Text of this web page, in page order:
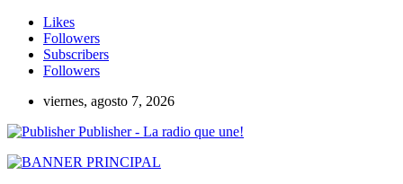
Likes
Followers
Subscribers
Followers
viernes, agosto 7, 2026
Publisher - La radio que une!